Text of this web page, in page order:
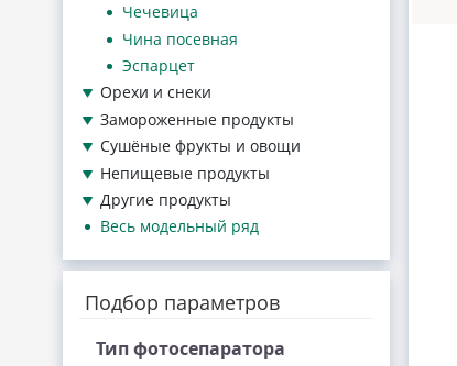
Чечевица
Чина посевная
Эспарцет
Орехи и снеки
Замороженные продукты
Сушёные фрукты и овощи
Непищевые продукты
Другие продукты
Весь модельный ряд
Подбор параметров
Тип фотосепаратора